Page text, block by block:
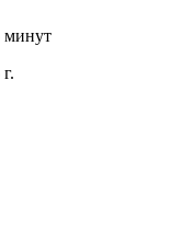
минут